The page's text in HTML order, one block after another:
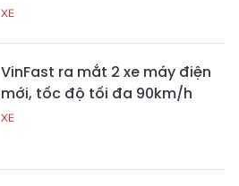
XE
VinFast ra mắt 2 xe máy điện
mới, tốc độ tối đa 90km/h
XE